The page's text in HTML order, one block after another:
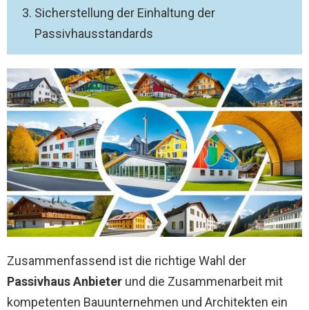
Sicherstellung der Einhaltung der
Passivhausstandards
Zusammenfassend ist die richtige Wahl der
Passivhaus Anbieter und die Zusammenarbeit mit
kompetenten Bauunternehmen und Architekten ein